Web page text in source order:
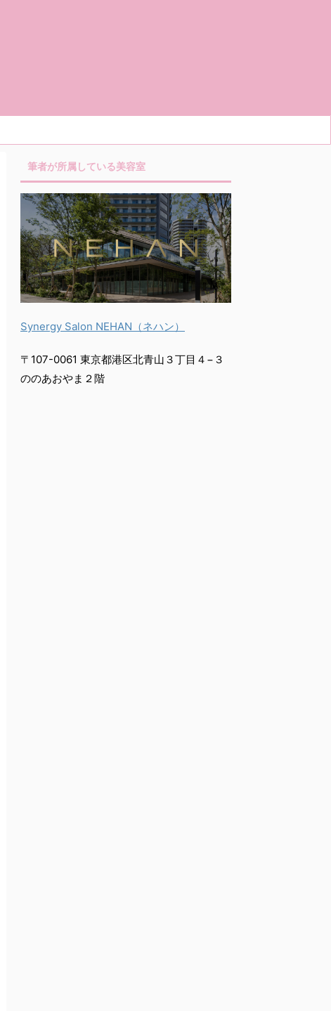
筆者が所属している美容室
Synergy Salon NEHAN（ネハン）
〒107-0061 東京都港区北青山３丁目４−３
ののあおやま２階